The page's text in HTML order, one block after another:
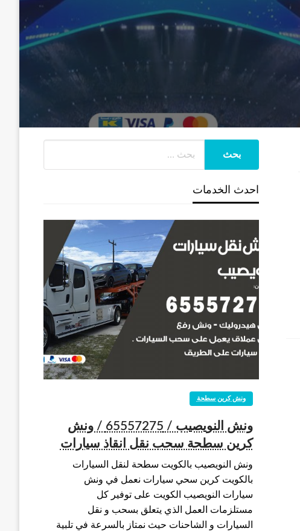
احدث الخدمات
ونش كرين سطحة
ونش النويصيب / 65557275 / ونش
كرين سطحة سحب نقل انقاذ سيارات
ونش النويصيب بالكويت سطحة لنقل السيارات
بالكويت كرين سحي سيارات نعمل في ونش
سيارات النويصيب الكويت على توفير كل
مستلزمات العمل الذي يتعلق بسحب و نقل
السيارات و الشاحنات حيث نمتاز بالسرعة في تلبية